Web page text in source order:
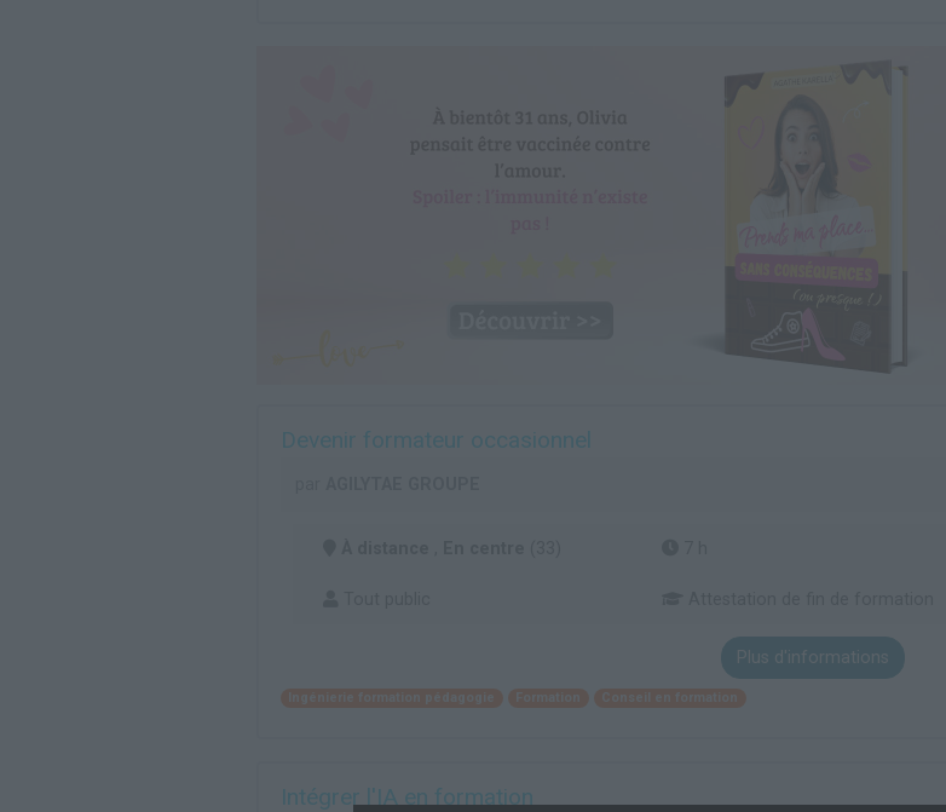
Devenir formateur occasionnel
Plus d'informations
Intégrer l'IA en formation